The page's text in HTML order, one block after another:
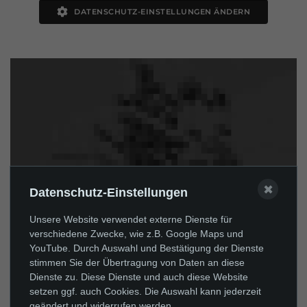
DATENSCHUTZ-EINSTELLUNGEN ÄNDERN
Datenschutz-Einstellungen
Unsere Website verwendet externe Dienste für
verschiedene Zwecke, wie z.B. Google Maps und
YouTube. Durch Auswahl und Bestätigung der Dienste
stimmen Sie der Übertragung von Daten an diese
Dienste zu. Diese Dienste und auch diese Website
setzen ggf. auch Cookies. Die Auswahl kann jederzeit
✖